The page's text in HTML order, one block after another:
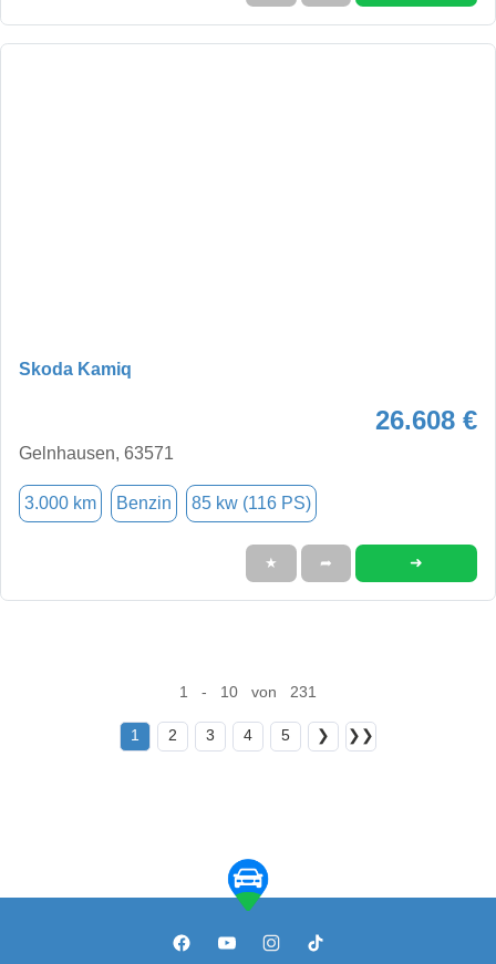
Skoda Kamiq
26.608 €
Gelnhausen, 63571
3.000 km Benzin 85 kw (116 PS)
★ ➦ ➜
1 - 10 von 231
1 2 3 4 5 ❯ ❯❯